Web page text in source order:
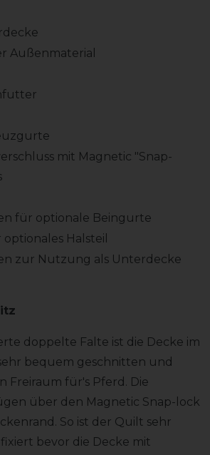
Außenmaterial
mit Magnetic "Snap-
für optionale Beingurte
Halsteil
zur Nutzung als Unterdecke
doppelte Falte ist die Decke im
bequem geschnitten und
Freiraum für's Pferd. Die
über den Magnetic Snap-lock
So ist der Quilt sehr
bevor die Decke mit